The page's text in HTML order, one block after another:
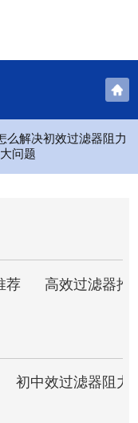
么解决初效过滤器阻力
问题
荐 高效过滤器推
初中效过滤器阻力